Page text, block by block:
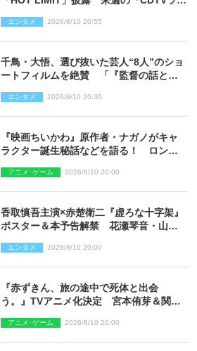
エンタメ 2026/8/10 20:55
千鳥・大悟、選び抜いた芸人“8人”のショ
ートフィルムを絶賛 「『監督の話とか
した」
エンタメ 2026/8/10 20:30
『映画ちいかわ』原作者・ナガノがキャ
ラクター誕生秘話などを語る！ ロング
アニメ･ゲーム 2026/8/10 20:00
香取慎吾主演×赤楚衛二『虚ろな十字架』
ポスター＆本予告解禁 花瀬琴音・山中
エンタメ 2026/8/10 20:00
『赤ずきん、旅の途中で死体と出会
う。』TVアニメ化決定 宮本侑芽＆関根
アニメ･ゲーム 2026/8/10 20:00